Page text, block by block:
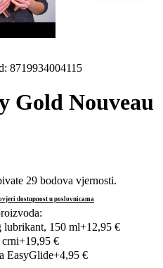
: 8719934004115
Gold Nouveau
29 bodova vjernosti.
dostupnost u poslovnicama
lubrikant, 150 ml+12,95 €
+19,95 €
EasyGlide+4,95 €